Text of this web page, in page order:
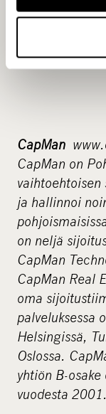
CapMan
CapMan on
ja hallinnoi
on neljä
CapMan
CapMan Real
oma
palveluksessa
Helsingissä,
Oslossa.
yhtiön B-
vuodesta 2001.